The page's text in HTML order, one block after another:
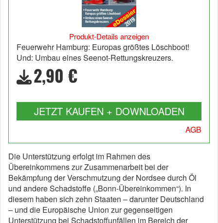
Produkt-Details anzeigen
Feuerwehr Hamburg: Europas größtes Löschboot!
Und: Umbau eines Seenot-Rettungskreuzers.
2,90 €
JETZT KAUFEN + DOWNLOADEN
AGB
Die Unterstützung erfolgt im Rahmen des
Übereinkommens zur Zusammenarbeit bei der
Bekämpfung der Verschmutzung der Nordsee durch Öl
und andere Schadstoffe („Bonn-Übereinkommen“). In
diesem haben sich zehn Staaten – darunter Deutschland
– und die Europäische Union zur gegenseitigen
Unterstützung bei Schadstoffunfällen im Bereich der